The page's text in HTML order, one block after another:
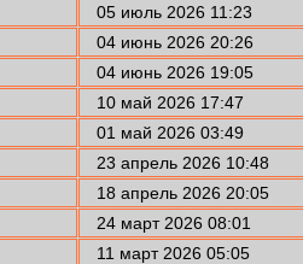
05 июль 2026 11:23
04 июнь 2026 20:26
04 июнь 2026 19:05
10 май 2026 17:47
01 май 2026 03:49
23 апрель 2026 10:48
18 апрель 2026 20:05
24 март 2026 08:01
11 март 2026 05:05